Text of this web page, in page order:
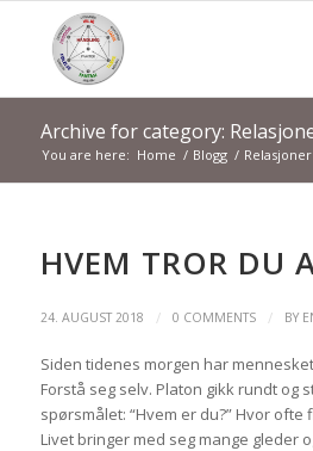
Archive for category:
You are here: Home / Blogg / Relasjoner
HVEM TROR DU
24. AUGUST 2018 / 0 COMMENTS / BY
Siden tidenes morgen har
Forstå seg selv. Platon gikk rundt og
spørsmålet: “Hvem er du?” Hvor
Livet bringer med seg mange gleder